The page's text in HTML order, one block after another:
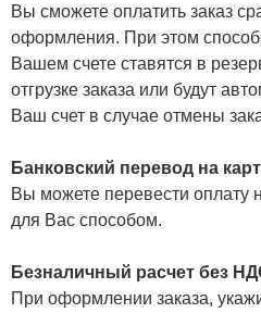
Вы сможете оплатить заказ
оформления. При этом
Вашем счете ставятся в
отгрузке заказа или будут
Ваш счет в случае отмены
Банковский перевод на
Вы можете перевести оплату
для Вас способом.
Безналичный расчет без
При оформлении заказа,